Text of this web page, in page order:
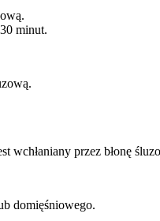
minut.
wchłaniany przez błonę
domięśniowego.